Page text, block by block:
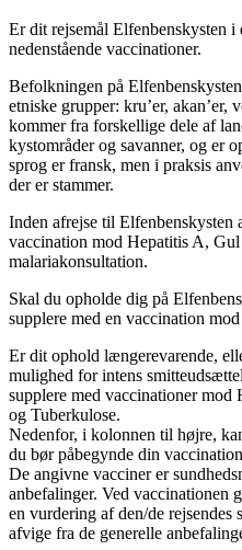
Er dit rejsemål Elfenbenskysten
nedenstående vaccinationer.
Befolkningen på
etniske grupper: kru’er, akan’er,
kommer fra forskellige dele af
kystområder og savanner, og er
sprog er fransk, men i praksis
der er stammer.
Inden afrejse til Elfenbenskysten
vaccination mod Hepatitis A,
malariakonsultation.
Skal du opholde dig på
supplere med en vaccination
Er dit ophold længerevarende,
mulighed for intens
supplere med vaccinationer
og Tuberkulose.
Nedenfor, i kolonnen til højre,
du bør påbegynde din
De angivne vacciner er
anbefalinger. Ved vaccinationen
en vurdering af den/de
afvige fra de generelle